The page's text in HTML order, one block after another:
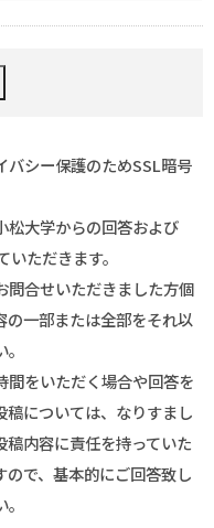
バシー保護のためSSL暗号
松大学からの回答および
ただきます。
問合せいただきました方個
の一部または全部をそれ以
間をいただく場合や回答を
稿については、なりすまし
内容に責任を持っていた
で、基本的にご回答致し